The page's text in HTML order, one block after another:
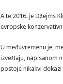
A te 2016. je Džejms
evropske
U međuvremenu je,
izveštaju, napisanom
postoje nikakvi dokazi